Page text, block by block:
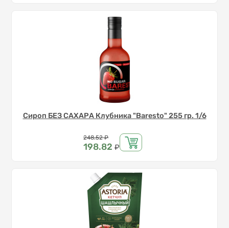
Сироп БЕЗ САХАРА Клубника "Baresto" 255 гр. 1/6
Цена
248.52 ₽
198.82 ₽